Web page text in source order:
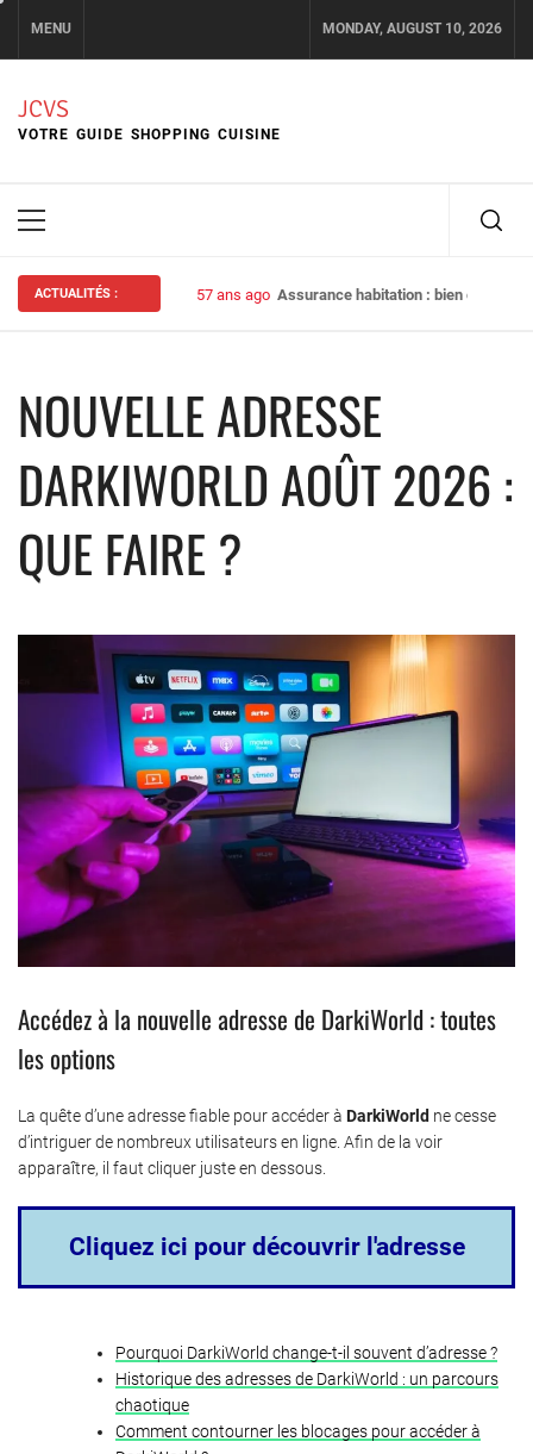
content
MENU MONDAY, AUGUST 10, 2026
JCVS
VOTRE GUIDE SHOPPING CUISINE
Primary
ACTUALITÉS : 57 ans ago Assurance habitation : bien choisir
NOUVELLE ADRESSE
DARKIWORLD AOÛT 2026 :
QUE FAIRE ?
Accédez à la nouvelle adresse de DarkiWorld : toutes
les options
La quête d’une adresse fiable pour accéder à DarkiWorld ne cesse
d’intriguer de nombreux utilisateurs en ligne. Afin de la voir
apparaître, il faut cliquer juste en dessous.
Cliquez ici pour découvrir l'adresse
Pourquoi DarkiWorld change-t-il souvent d’adresse ?
Historique des adresses de DarkiWorld : un parcours
chaotique
Comment contourner les blocages pour accéder à